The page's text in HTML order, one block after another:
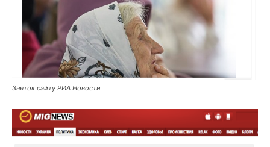
Зняток сайту РИА Новости